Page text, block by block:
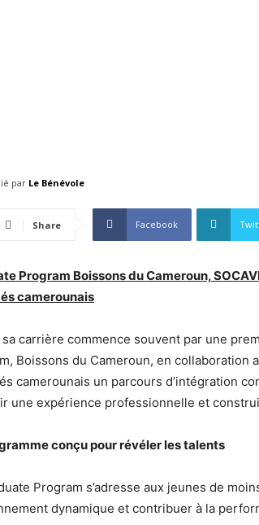
par Le Bénévole
Share Facebook
Program Boissons du Cameroun,
camerounais
sa carrière commence souvent par une
Boissons du Cameroun, en collaboration
camerounais un parcours d’intégration
une expérience professionnelle et
conçu pour révéler les talents
Program s’adresse aux jeunes de
dynamique et contribuer à la